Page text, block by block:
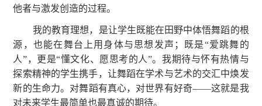
他者与激发创造的过程。
我的教育理想，是让学生既能在田野中体悟舞蹈的根
源，也能在舞台上用身体与思想发声；既是“爱跳舞的
人”，更是“懂文化、愿思考的人”。我期待与怀有热情与
探索精神的学生携手，让舞蹈在学术与艺术的交汇中焕发
新的生命力。对舞蹈有真心，对世界有好奇——这就是我
对未来学生最简单也最真诚的期待。